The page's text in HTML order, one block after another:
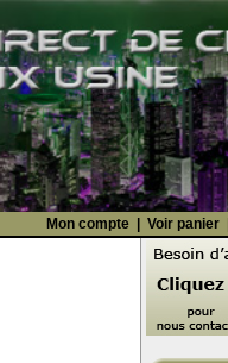
Mon compte | Voir panier